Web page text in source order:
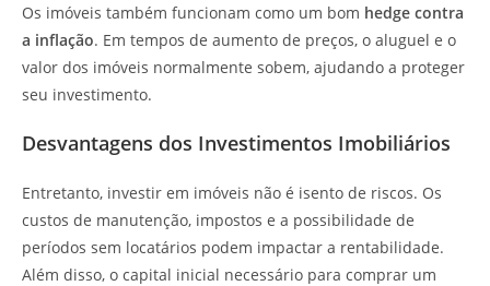
Os imóveis também funcionam como um bom hedge contra
a inflação. Em tempos de aumento de preços, o aluguel e o
valor dos imóveis normalmente sobem, ajudando a proteger
seu investimento.
Desvantagens dos Investimentos Imobiliários
Entretanto, investir em imóveis não é isento de riscos. Os
custos de manutenção, impostos e a possibilidade de
períodos sem locatários podem impactar a rentabilidade.
Além disso, o capital inicial necessário para comprar um